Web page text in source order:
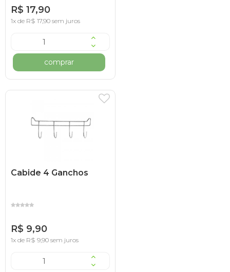
R$ 17,90
1x de R$ 17,90 sem juros
comprar
Cabide 4 Ganchos
R$ 9,90
1x de R$ 9,90 sem juros